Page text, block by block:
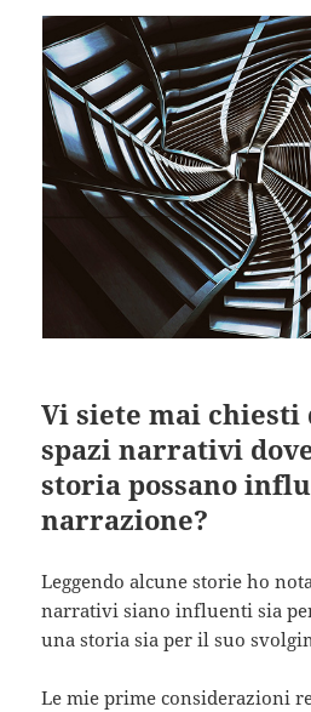
Vi siete mai chiesti
spazi narrativi
storia possano
narrazione?
Leggendo alcune storie ho
narrativi siano influenti sia
una storia sia per il suo
Le mie prime considerazioni